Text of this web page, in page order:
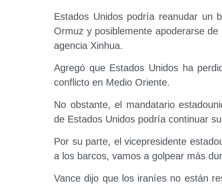
Estados Unidos podría reanudar un
Ormuz y posiblemente apoderarse
agencia Xinhua.
Agregó que Estados Unidos ha
conflicto en Medio Oriente.
No obstante, el mandatario
de Estados Unidos podría continuar
Por su parte, el vicepresidente
a los barcos, vamos a golpear más
Vance dijo que los iraníes no están